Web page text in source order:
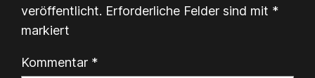
veröffentlicht. Erforderliche Felder sind mit *
markiert
Kommentar *